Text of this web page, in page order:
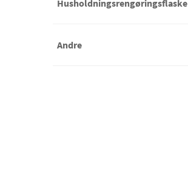
Husholdningsrengøringsflaske
Andre